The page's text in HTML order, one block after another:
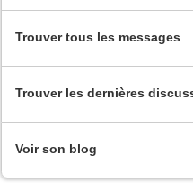
Trouver tous les messages
Trouver les dernières
Voir son blog